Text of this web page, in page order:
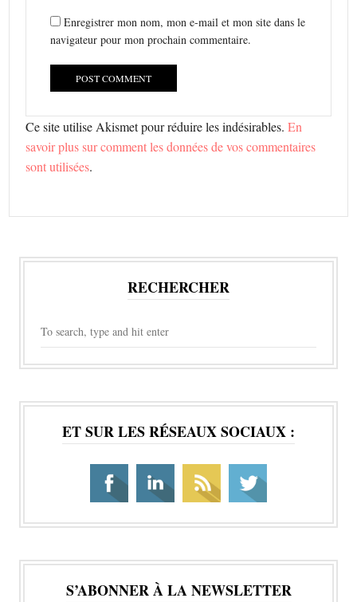
Enregistrer mon nom, mon e-mail et mon site dans le
navigateur pour mon prochain commentaire.
Ce site utilise Akismet pour réduire les indésirables.En
savoir plus sur comment les données de vos commentaires
sont utilisées.
RECHERCHER
ET SUR LES RÉSEAUX SOCIAUX :
S’ABONNER À LA NEWSLETTER